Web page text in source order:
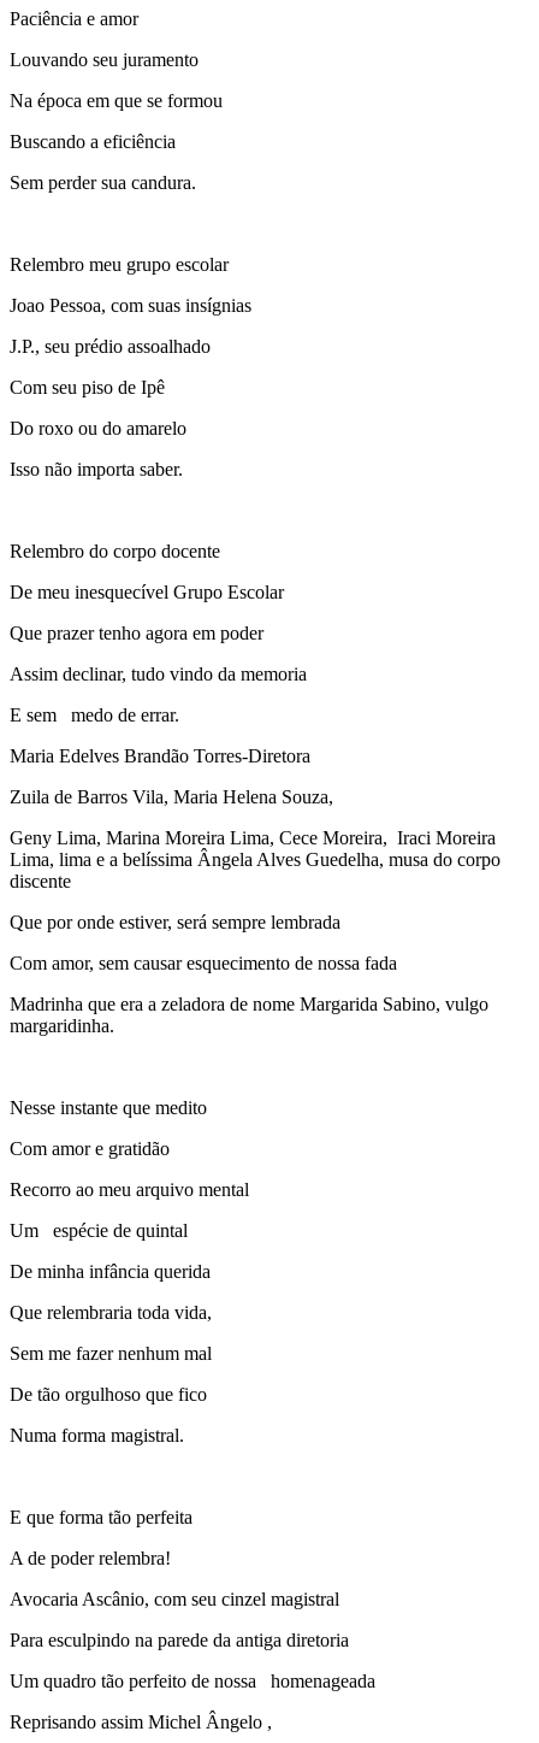
Paciência e amor
Louvando seu juramento
Na época em que se formou
Buscando a eficiência
Sem perder sua candura.
Relembro meu grupo escolar
Joao Pessoa, com suas insígnias
J.P., seu prédio assoalhado
Com seu piso de Ipê
Do roxo ou do amarelo
Isso não importa saber.
Relembro do corpo docente
De meu inesquecível Grupo Escolar
Que prazer tenho agora em poder
Assim declinar, tudo vindo da memoria
E sem medo de errar.
Maria Edelves Brandão Torres-Diretora
Zuila de Barros Vila, Maria Helena Souza,
Geny Lima, Marina Moreira Lima, Cece Moreira, Iraci Moreira
Lima, lima e a belíssima Ângela Alves Guedelha, musa do corpo
discente
Que por onde estiver, será sempre lembrada
Com amor, sem causar esquecimento de nossa fada
Madrinha que era a zeladora de nome Margarida Sabino, vulgo
margaridinha.
Nesse instante que medito
Com amor e gratidão
Recorro ao meu arquivo mental
Um espécie de quintal
De minha infância querida
Que relembraria toda vida,
Sem me fazer nenhum mal
De tão orgulhoso que fico
Numa forma magistral.
E que forma tão perfeita
A de poder relembra!
Avocaria Ascânio, com seu cinzel magistral
Para esculpindo na parede da antiga diretoria
Um quadro tão perfeito de nossa homenageada
Reprisando assim Michel Ângelo ,